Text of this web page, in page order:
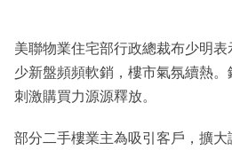
美聯物業住宅部行政總裁布少明
少新盤頻頻軟銷，樓市氣氛續熱。
刺激購買力源源釋放。
部分二手樓業主為吸引客戶，擴